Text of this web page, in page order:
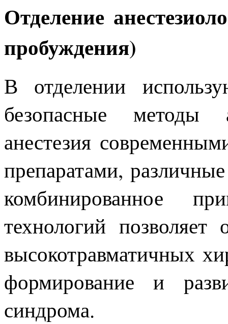
Отделение
пробуждения)
В отделении
безопасные методы
анестезия
препаратами,
комбинированное
технологий
высокотравматичных
формирование и
синдрома.